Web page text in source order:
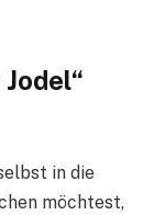
in die
möchtest,